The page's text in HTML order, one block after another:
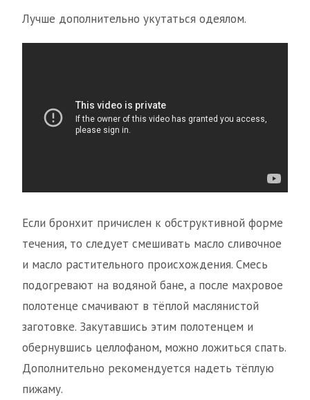
Лучше дополнительно укутаться одеялом.
Если бронхит причислен к обструктивной форме
течения, то следует смешивать масло сливочное
и масло растительного происхождения. Смесь
подогревают на водяной бане, а после махровое
полотенце смачивают в тёплой маслянистой
заготовке. Закутавшись этим полотенцем и
обернувшись целлофаном, можно ложиться спать.
Дополнительно рекомендуется надеть тёплую
пижаму.